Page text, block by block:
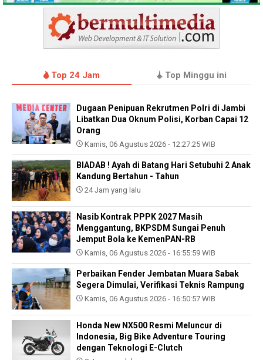
Top 24 Jam Top Minggu ini
Dugaan Penipuan Rekrutmen Polri di Jambi
Libatkan Dua Oknum Polisi, Korban Capai 12
Orang
Kamis, 06 Agustus 2026 - 12:27:25 WIB
BIADAB ! Ayah di Batang Hari Setubuhi 2 Anak
Kandung Bertahun - Tahun
24 Jam yang lalu
Nasib Kontrak PPPK 2027 Masih
Menggantung, BKPSDM Sungai Penuh
Jemput Bola ke KemenPAN-RB
Kamis, 06 Agustus 2026 - 16:55:59 WIB
Perbaikan Fender Jembatan Muara Sabak
Segera Dimulai, Verifikasi Teknis Rampung
Kamis, 06 Agustus 2026 - 16:50:57 WIB
Honda New NX500 Resmi Meluncur di
Indonesia, Big Bike Adventure Touring
dengan Teknologi E-Clutch